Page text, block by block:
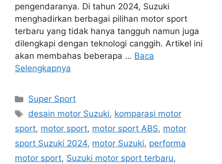
pengendaranya. Di tahun 2024, Suzuki
menghadirkan berbagai pilihan motor sport
terbaru yang tidak hanya tangguh namun juga
dilengkapi dengan teknologi canggih. Artikel ini
akan membahas beberapa … Baca
Selengkapnya
Kategori
Super Sport
Tag
desain motor Suzuki, komparasi motor
sport, motor sport, motor sport ABS, motor
sport Suzuki 2024, motor Suzuki, performa
motor sport, Suzuki motor sport terbaru,